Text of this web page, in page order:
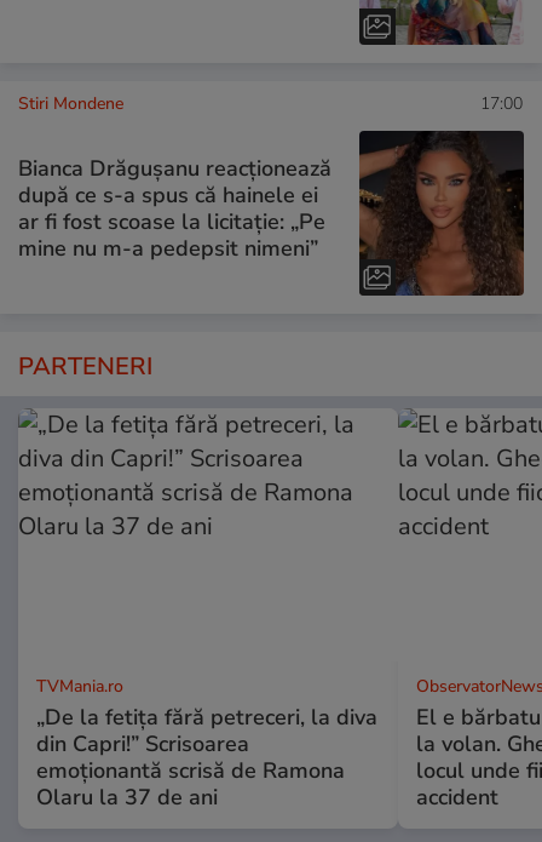
Stiri Mondene 17:00
Bianca Drăgușanu reacționează
după ce s-a spus că hainele ei
ar fi fost scoase la licitație: „Pe
mine nu m-a pedepsit nimeni”
PARTENERI
TVMania.ro
„De la fetița fără petreceri, la diva
din Capri!” Scrisoarea
emoționantă scrisă de Ramona
Olaru la 37 de ani
El e
la volan.
locul unde
accident